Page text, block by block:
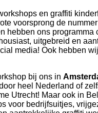
en graffiti
voorsprong de
hebben ons
uitgebreid en
media! Ook hebben
bij ons in
heel Nederland of
Utrecht! Maar ook in
voor bedrijfsuitjes,